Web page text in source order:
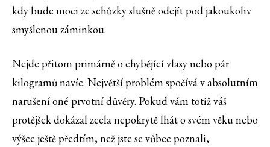
kdy bude moci ze schůzky slušně odejít pod jakoukoliv
smyšlenou záminkou.
Nejde přitom primárně o chybějící vlasy nebo pár
kilogramů navíc. Největší problém spočívá v absolutním
narušení oné prvotní důvěry. Pokud vám totiž váš
protějšek dokázal zcela nepokrytě lhát o svém věku nebo
výšce ještě předtím, než jste se vůbec poznali,